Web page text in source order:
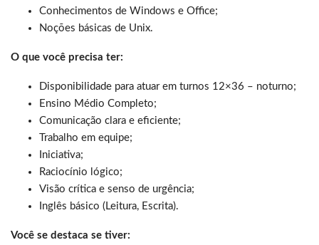
Conhecimentos de Windows e Office;
Noções básicas de Unix.
O que você precisa ter:
Disponibilidade para atuar em turnos 12×36 – noturno;
Ensino Médio Completo;
Comunicação clara e eficiente;
Trabalho em equipe;
Iniciativa;
Raciocínio lógico;
Visão crítica e senso de urgência;
Inglês básico (Leitura, Escrita).
Você se destaca se tiver: